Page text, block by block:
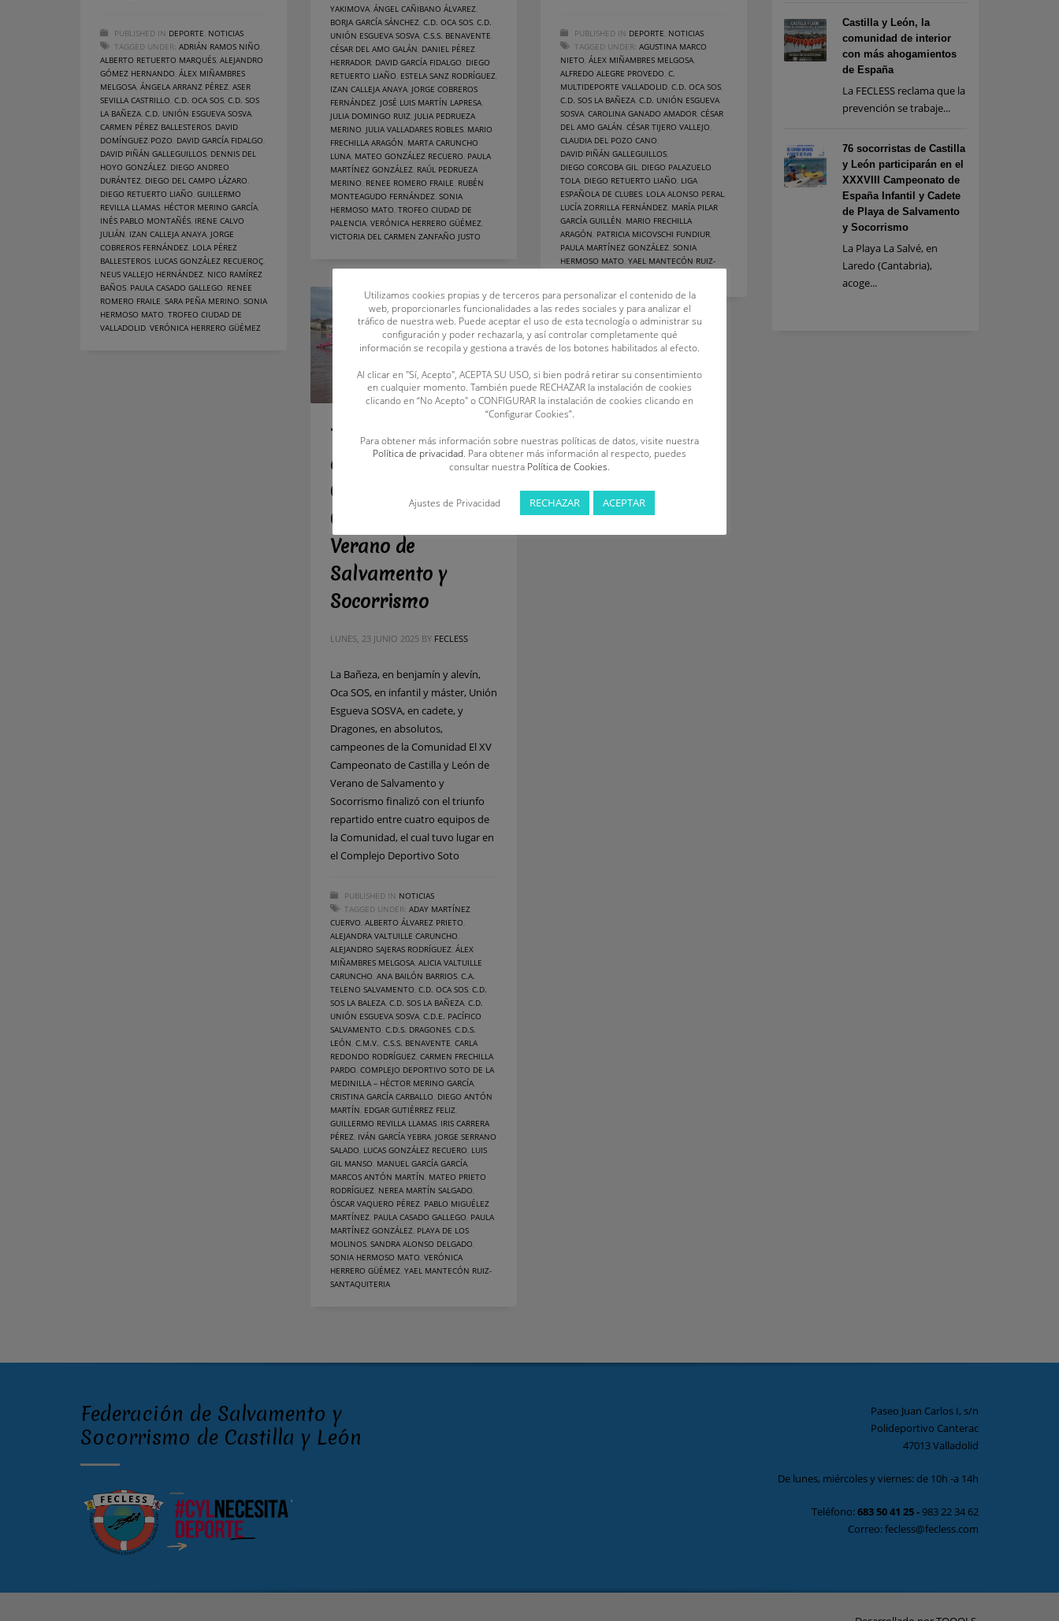
PUBLISHED IN DEPORTE, NOTICIAS
TAGGED UNDER: ADRIÁN RAMOS NIÑO,
ALBERTO RETUERTO MARQUÉS, ALEJANDRO
GÓMEZ HERNANDO, ÁLEX MIÑAMBRES
MELGOSA, ÁNGELA ARRANZ PÉREZ, ASER
SEVILLA CASTRILLO, C.D. OCA SOS, C.D. SOS
LA BAÑEZA, C.D. UNIÓN ESGUEVA SOSVA,
CARMEN PÉREZ BALLESTEROS, DAVID
DOMÍNGUEZ POZO, DAVID GARCÍA FIDALGO,
DAVID PIÑÁN GALLEGUILLOS, DENNIS DEL
HOYO GONZÁLEZ, DIEGO ANDREO
DURÁNTEZ, DIEGO DEL CAMPO LÁZARO,
DIEGO RETUERTO LIAÑO, GUILLERMO
REVILLA LLAMAS, HÉCTOR MERINO GARCÍA,
INÉS PABLO MONTAÑÉS, IRENE CALVO
JULIÁN, IZAN CALLEJA ANAYA, JORGE
COBREROS FERNÁNDEZ, LOLA PÉREZ
BALLESTEROS, LUCAS GONZÁLEZ RECUEROÇ,
NEUS VALLEJO HERNÁNDEZ, NICO RAMÍREZ
BAÑOS, PAULA CASADO GALLEGO, RENEE
ROMERO FRAILE, SARA PEÑA MERINO, SONIA
HERMOSO MATO, TROFEO CIUDAD DE
VALLADOLID, VERÓNICA HERRERO GÜÉMEZ
YAKIMOVA, ÁNGEL CAÑIBANO ÁLVAREZ,
BORJA GARCÍA SÁNCHEZ, C.D. OCA SOS, C.D.
UNIÓN ESGUEVA SOSVA, C.S.S. BENAVENTE,
CÉSAR DEL AMO GALÁN, DANIEL PÉREZ
HERRADOR, DAVID GARCÍA FIDALGO, DIEGO
RETUERTO LIAÑO, ESTELA SANZ RODRÍGUEZ,
IZAN CALLEJA ANAYA, JORGE COBREROS
FERNÁNDEZ, JOSÉ LUIS MARTÍN LAPRESA,
JULIA DOMINGO RUIZ, JULIA PEDRUEZA
MERINO, JULIA VALLADARES ROBLES, MARIO
FRECHILLA ARAGÓN, MARTA CARUNCHO
LUNA, MATEO GONZÁLEZ RECUERO, PAULA
MARTÍNEZ GONZÁLEZ, RAÚL PEDRUEZA
MERINO, RENEE ROMERO FRAILE, RUBÉN
MONTEAGUDO FERNÁNDEZ, SONIA
HERMOSO MATO, TROFEO CIUDAD DE
PALENCIA, VERÓNICA HERRERO GÜÉMEZ,
VICTORIA DEL CARMEN ZANFAÑO JUSTO
PUBLISHED IN DEPORTE, NOTICIAS
TAGGED UNDER: AGUSTINA MARCO
NIETO, ÁLEX MIÑAMBRES MELGOSA,
ALFREDO ALEGRE PROVEDO, C.
MULTIDEPORTE VALLADOLID, C.D. OCA SOS,
C.D. SOS LA BAÑEZA, C.D. UNIÓN ESGUEVA
SOSVA, CAROLINA GANADO AMADOR, CÉSAR
DEL AMO GALÁN, CÉSAR TIJERO VALLEJO,
CLAUDIA DEL POZO CANO,
DAVID PIÑÁN GALLEGUILLOS,
DIEGO CORCOBA GIL, DIEGO PALAZUELO
TOLA, DIEGO RETUERTO LIAÑO, LIGA
ESPAÑOLA DE CLUBES, LOLA ALONSO PERAL,
LUCÍA ZORRILLA FERNÁNDEZ, MARÍA PILAR
GARCÍA GUILLÉN, MARIO FRECHILLA
ARAGÓN, PATRICIA MICOVSCHI FUNDIUR,
PAULA MARTÍNEZ GONZÁLEZ, SONIA
HERMOSO MATO, YAEL MANTECÓN RUIZ-
Triunfo repartido
en el XV
Campeonato de
Castilla y León de
Verano de
Salvamento y
Socorrismo
LUNES, 23 JUNIO 2025 BY FECLESS
La Bañeza, en benjamín y alevín,
Oca SOS, en infantil y máster, Unión
Esgueva SOSVA, en cadete, y
Dragones, en absolutos,
campeones de la Comunidad El XV
Campeonato de Castilla y León de
Verano de Salvamento y
Socorrismo finalizó con el triunfo
repartido entre cuatro equipos de
la Comunidad, el cual tuvo lugar en
el Complejo Deportivo Soto
PUBLISHED IN NOTICIAS
TAGGED UNDER: ADAY MARTÍNEZ
CUERVO, ALBERTO ÁLVAREZ PRIETO,
ALEJANDRA VALTUILLE CARUNCHO,
ALEJANDRO SAJERAS RODRÍGUEZ, ÁLEX
MIÑAMBRES MELGOSA, ALICIA VALTUILLE
CARUNCHO, ANA BAILÓN BARRIOS, C.A.
TELENO SALVAMENTO, C.D. OCA SOS, C.D.
SOS LA BALEZA, C.D. SOS LA BAÑEZA, C.D.
UNIÓN ESGUEVA SOSVA, C.D.E. PACÍFICO
SALVAMENTO, C.D.S. DRAGONES, C.D.S.
LEÓN, C.M.V., C.S.S. BENAVENTE, CARLA
REDONDO RODRÍGUEZ, CARMEN FRECHILLA
PARDO, COMPLEJO DEPORTIVO SOTO DE LA
MEDINILLA – HÉCTOR MERINO GARCÍA,
CRISTINA GARCÍA CARBALLO, DIEGO ANTÓN
MARTÍN, EDGAR GUTIÉRREZ FELIZ,
GUILLERMO REVILLA LLAMAS, IRIS CARRERA
PÉREZ, IVÁN GARCÍA YEBRA, JORGE SERRANO
SALADO, LUCAS GONZÁLEZ RECUERO, LUIS
GIL MANSO, MANUEL GARCÍA GARCÍA,
MARCOS ANTÓN MARTÍN, MATEO PRIETO
RODRÍGUEZ, NEREA MARTÍN SALGADO,
ÓSCAR VAQUERO PÉREZ, PABLO MIGUÉLEZ
MARTÍNEZ, PAULA CASADO GALLEGO, PAULA
MARTÍNEZ GONZÁLEZ, PLAYA DE LOS
MOLINOS, SANDRA ALONSO DELGADO,
SONIA HERMOSO MATO, VERÓNICA
HERRERO GÜÉMEZ, YAEL MANTECÓN RUIZ-
SANTAQUITERIA
Castilla y León, la
comunidad de interior
con más ahogamientos
de España
La FECLESS reclama que la
prevención se trabaje...
76 socorristas de Castilla
y León participarán en el
XXXVIII Campeonato de
España Infantil y Cadete
de Playa de Salvamento
y Socorrismo
La Playa La Salvé, en
Laredo (Cantabria),
acoge...
Federación de Salvamento y
Socorrismo de Castilla y León
Paseo Juan Carlos I, s/n
Polideportivo Canterac
47013 Valladolid
De lunes, miércoles y viernes: de 10h -a 14h
Teléfono:683 50 41 25-983 22 34 62
Correo: fecless@fecless.com
Utilizamos cookies propias y de terceros para personalizar el contenido de la
web, proporcionarles funcionalidades a las redes sociales y para analizar el
tráfico de nuestra web. Puede aceptar el uso de esta tecnología o administrar su
configuración y poder rechazarla, y así controlar completamente qué
información se recopila y gestiona a través de los botones habilitados al efecto.
Al clicar en "Sí, Acepto", ACEPTA SU USO, si bien podrá retirar su consentimiento
en cualquier momento. También puede RECHAZAR la instalación de cookies
clicando en “No Acepto" o CONFIGURAR la instalación de cookies clicando en
“Configurar Cookies”.
Para obtener más información sobre nuestras políticas de datos, visite nuestra
Política de privacidad. Para obtener más información al respecto, puedes
consultar nuestra Política de Cookies.
Ajustes de Privacidad RECHAZAR ACEPTAR